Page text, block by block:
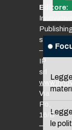
le
Editore:
Innovative
srl
–
IP
srl
Via
Po,
16/B
–